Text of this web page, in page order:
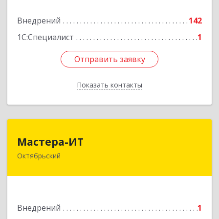
Внедрений
142
1С:Специалист
1
Отправить заявку
Показать контакты
Подробнее
Отправить заявку
Назад
Мастера-ИТ
Октябрьский
Внедрений
1
452607, Башкортостан Респ, Октябрьский г,